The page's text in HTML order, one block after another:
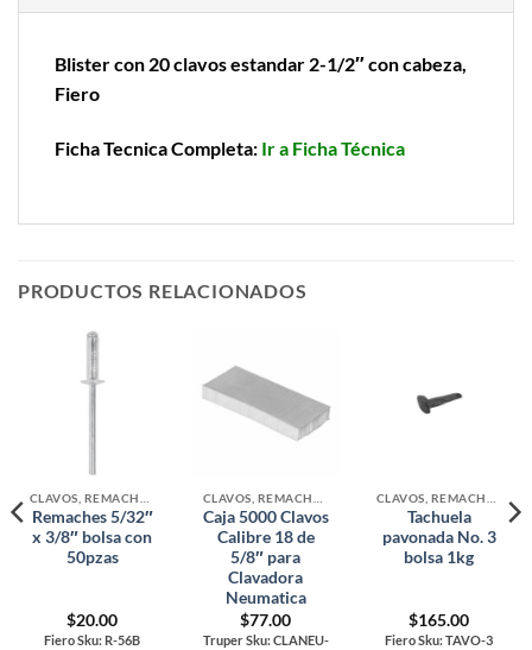
Blister con 20 clavos estandar 2-1/2″ con cabeza,
Fiero
Ficha Tecnica Completa: Ir a Ficha Técnica
PRODUCTOS RELACIONADOS
Remaches 5/32″
x 3/8″ bolsa con
50pzas
$20.00
Fiero Sku: R-56B
Caja 5000 Clavos
Calibre 18 de
5/8″ para
Clavadora
Neumatica
$77.00
Truper Sku: CLANEU-
Tachuela
pavonada No. 3
bolsa 1kg
$165.00
Fiero Sku: TAVO-3